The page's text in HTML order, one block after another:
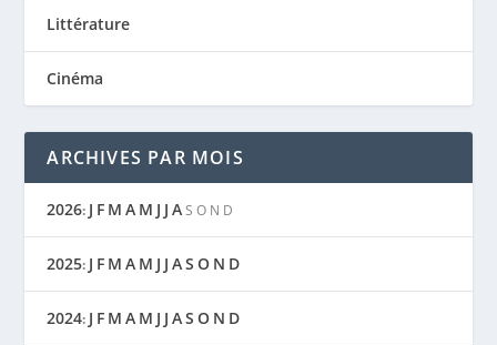
Littérature
Cinéma
ARCHIVES PAR MOIS
2026: J F M A M J J A S O N D
2025: J F M A M J J AS O N D
2024: J F M A M J J AS O N D